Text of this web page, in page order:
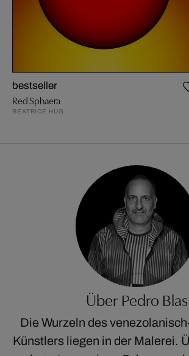
bestseller
Red Sphaera
BEATRICE HUG
Über Pedro Blas
Die Wurzeln des
Künstlers liegen in der Malerei.